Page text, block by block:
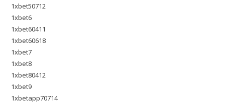
1xbet50712
1xbet6
1xbet60411
1xbet60618
1xbet7
1xbet8
1xbet80412
1xbet9
1xbetapp70714